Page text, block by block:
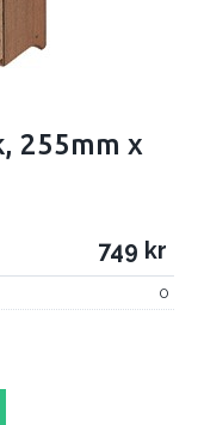
255mm x
749
0